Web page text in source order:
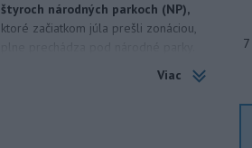
štyroch národných parkoch (NP),
ktoré začiatkom júla prešli zonáciou,
Viac
7